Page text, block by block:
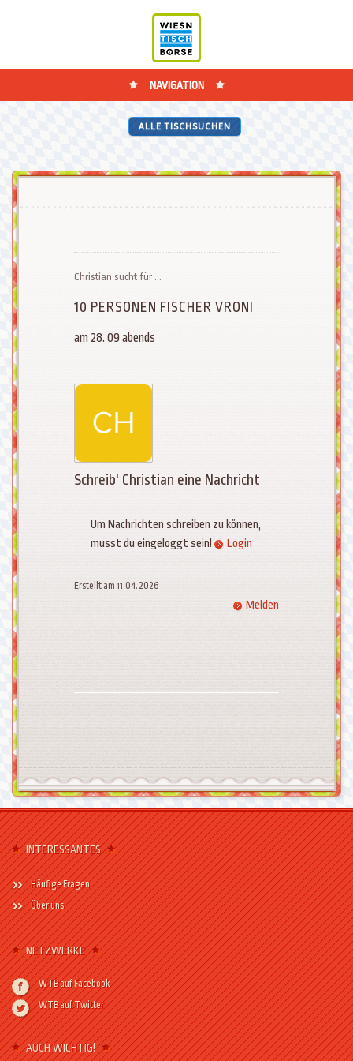
NAVIGATION
ALLE TISCHSUCHEN
Christian sucht für ...
10 PERSONEN FISCHER VRONI
am 28. 09 abends
Schreib' Christian eine Nachricht
Um Nachrichten schreiben zu können,
musst du eingeloggt sein!
Login
Erstellt am 11.04.2026
Melden
INTERESSANTES
Häufige Fragen
Über uns
NETZWERKE
WTB auf Facebook
WTB auf Twitter
AUCH WICHTIG!